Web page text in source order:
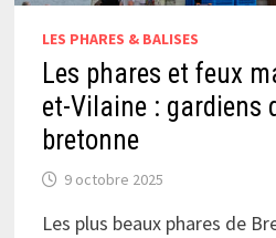
LES PHARES & BALISES
Les phares et feux
et-Vilaine : gardiens
bretonne
9 octobre 2025
Les plus beaux phares de